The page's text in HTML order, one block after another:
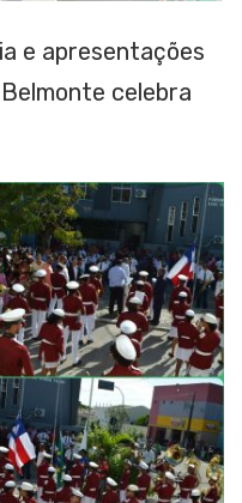
e apresentações
celebra